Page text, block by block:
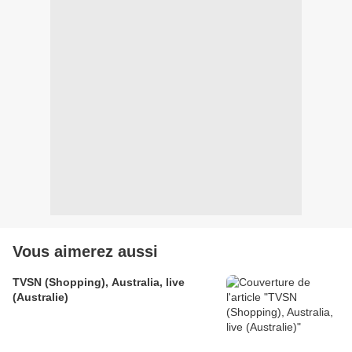
Vous aimerez aussi
TVSN (Shopping), Australia, live
(Australie)